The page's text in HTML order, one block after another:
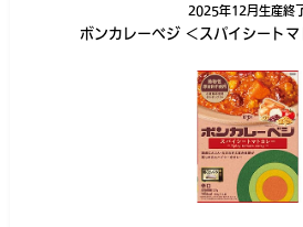
2025年12月生産終
ボンカレーベジ ＜スパイシート